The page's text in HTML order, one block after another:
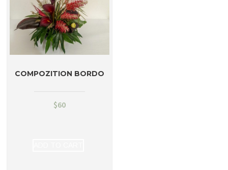
COMPOZITION BORDO
$60